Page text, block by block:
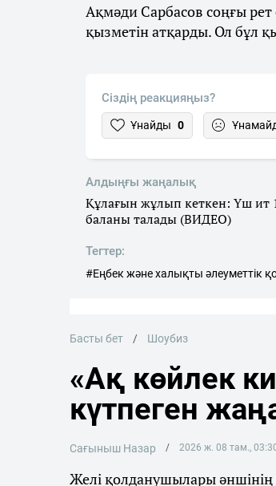
Ақмәди Сарбасов соңғы
қызметін атқарды. Ол бұл
Сіздің реакцияңыз?
Ұнайды 0
Алдыңғы жаңалық
Құлағын жұлып кеткен: Үш ит
баланы талады (ВИДЕО)
Тегтер:
#Еңбек және халықты әлеуметтік
Басты бет Шоубиз
«Ақ көйлек
күтпеген
Сағыныш Назар 2026 ж. 08 там.,
Желі қолданушылары әншінің